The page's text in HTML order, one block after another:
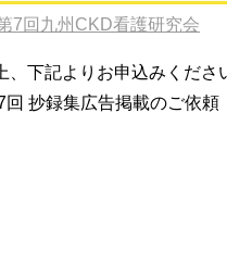
7回九州CKD看護研究会
、下記よりお申込みくだ
抄録集広告掲載のご依